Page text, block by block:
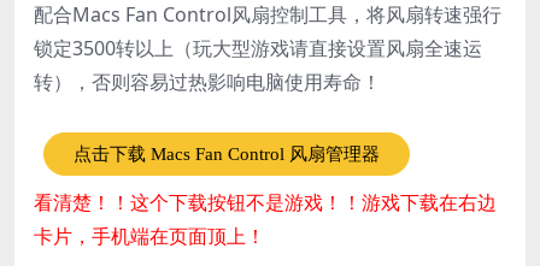
配合Macs Fan Control风扇控制工具，将风扇转速强行
锁定3500转以上（玩大型游戏请直接设置风扇全速运
转），否则容易过热影响电脑使用寿命！
点击下载 Macs Fan Control 风扇管理器
看清楚！！这个下载按钮不是游戏！！游戏下载在右边
卡片，手机端在页面顶上！